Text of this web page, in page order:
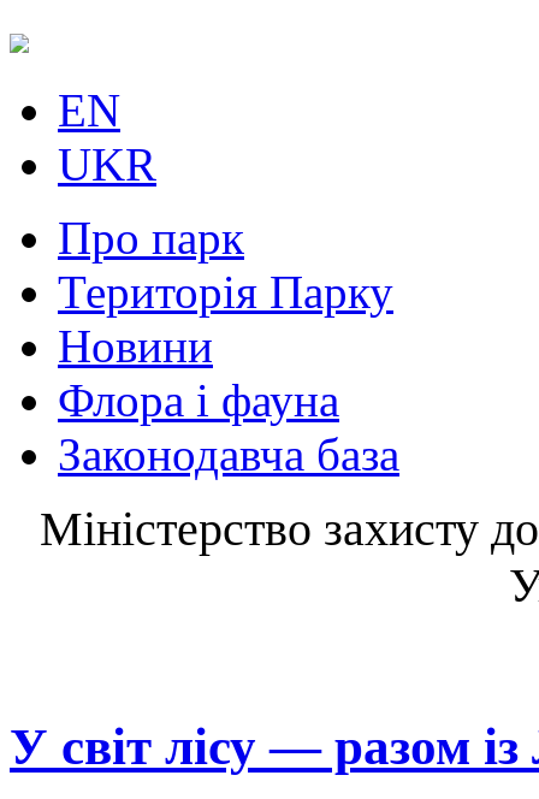
EN
UKR
Про парк
Територія Парку
Новини
Флора і фауна
Законодавча база
Міністерство захисту
У світ лісу — разом